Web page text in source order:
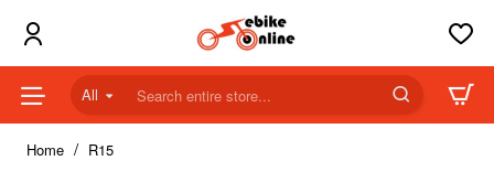
All
Search
entire
store...
Home homeR15